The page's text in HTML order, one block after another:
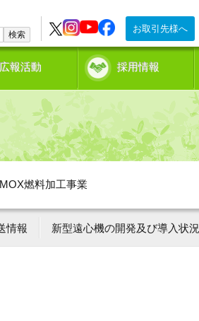
お取引先様へ
検索
報活動 採用情報
燃料加工事業
情報 新型遠心機の開発及び導入状況